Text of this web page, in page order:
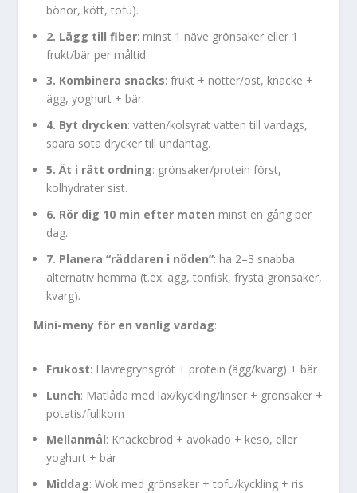
bönor, kött, tofu).
2. Lägg till fiber: minst 1 näve grönsaker eller 1
frukt/bär per måltid.
3. Kombinera snacks: frukt + nötter/ost, knäcke +
ägg, yoghurt + bär.
4. Byt drycken: vatten/kolsyrat vatten till vardags,
spara söta drycker till undantag.
5. Ät i rätt ordning: grönsaker/protein först,
kolhydrater sist.
6. Rör dig 10 min efter maten minst en gång per
dag.
7. Planera “räddaren i nöden”: ha 2–3 snabba
alternativ hemma (t.ex. ägg, tonfisk, frysta grönsaker,
kvarg).
Mini-meny för en vanlig vardag:
Frukost: Havregrynsgröt + protein (ägg/kvarg) + bär
Lunch: Matlåda med lax/kyckling/linser + grönsaker +
potatis/fullkorn
Mellanmål: Knäckebröd + avokado + keso, eller
yoghurt + bär
Middag: Wok med grönsaker + tofu/kyckling + ris